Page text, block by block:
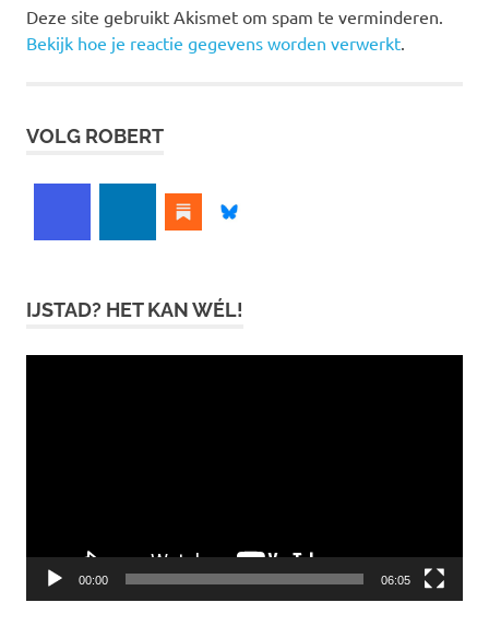
Deze site gebruikt Akismet om spam te verminderen.
Bekijk hoe je reactie gegevens worden verwerkt.
VOLG ROBERT
IJSTAD? HET KAN WÉL!
00:00 06:05